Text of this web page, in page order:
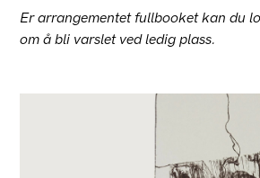
Er arrangementet fullbooket kan du
om å bli varslet ved ledig plass.